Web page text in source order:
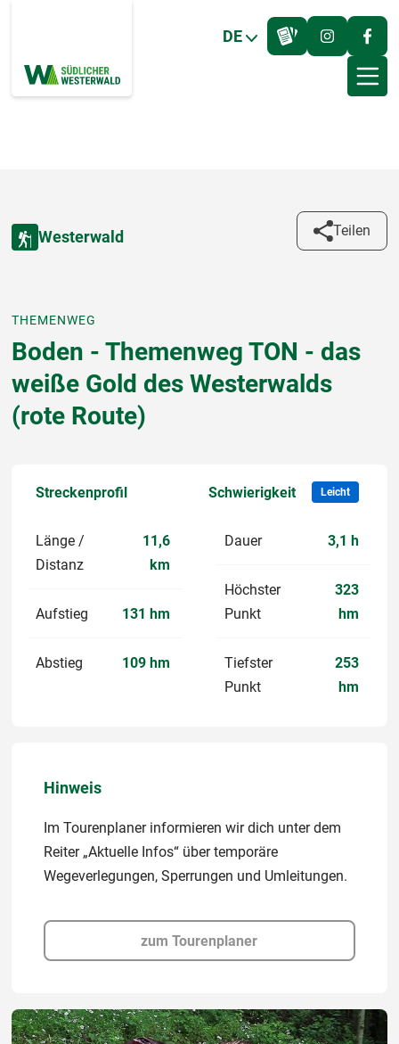
DE
Westerwald Teilen
THEMENWEG
Boden - Themenweg TON - das
weiße Gold des Westerwalds
(rote Route)
Streckenprofil Schwierigkeit Leicht
Länge /
Distanz
11,6
km
Aufstieg 131 hm
Abstieg 109 hm
Dauer 3,1 h
Höchster
Punkt
323
hm
Tiefster
Punkt
253
hm
Hinweis
Im Tourenplaner informieren wir dich unter dem
Reiter „Aktuelle Infos“ über temporäre
Wegeverlegungen, Sperrungen und Umleitungen.
zum Tourenplaner